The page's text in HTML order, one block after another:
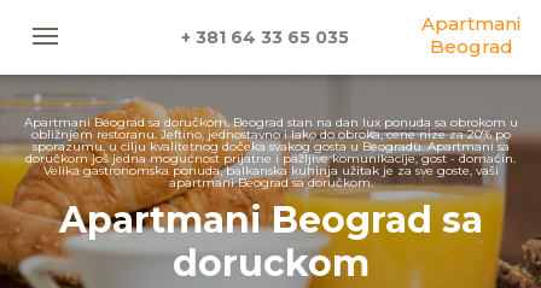
+ 381 64 33 65 035
Apartmani
Beograd
Apartmani Beograd sa doručkom. Beograd stan na dan lux ponuda sa obrokom u
obližnjem restoranu. Jeftino, jednostavno i lako do obroka, cene nize za 20% po
sporazumu, u cilju kvalitetnog dočeka svakog gosta u Beogradu. Apartmani sa
doručkom još jedna mogućnost prijatne i pažljive komunikacije, gost - domaćin.
Velika gastronomska ponuda, balkanska kuhinja užitak je za sve goste, vaši
apartmani Beograd sa doručkom.
Apartmani Beograd sa
doruckom